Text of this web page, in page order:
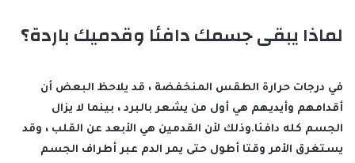
لماذا يبقى جسمك دافئا وقدميك باردة؟
في درجات حرارة الطقس المنخفضة ، قد يلاحظ البعض أن
أقدامهم وأيديهم هي أول من يشعر بالبرد ، بينما لا يزال
الجسم كله دافئا.وذلك لأن القدمين هي الأبعد عن القلب ، وقد
يستغرق الأمر وقتا أطول حتى يمر الدم عبر أطراف الجسم